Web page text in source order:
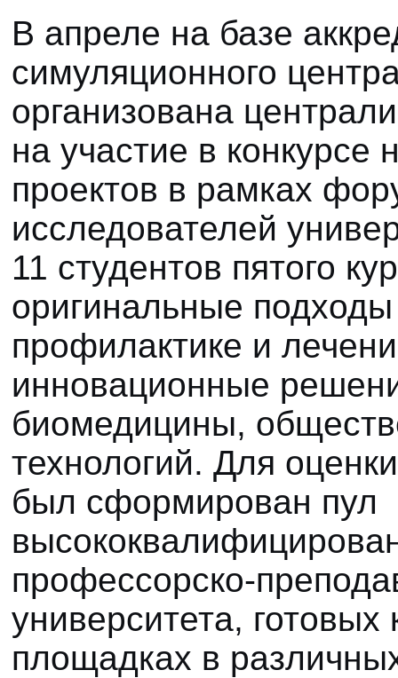
В апреле на базе
симуляционного
организована
на участие в конкурсе
проектов в рамках
исследователей
11 студентов пятого
оригинальные подходы
профилактике и
инновационные
биомедицины,
технологий. Для
был сформирован пул
профессорско-
университета,
площадках в